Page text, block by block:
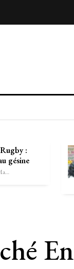
:
gésine
Sébastien-Étienne Marechal